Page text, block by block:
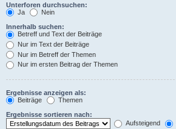
Unterforen durchsuchen:
Ja
Nein
Innerhalb suchen:
Betreff und Text der Beiträge
Nur im Text der Beiträge
Nur im Betreff der Themen
Nur im ersten Beitrag der Themen
Ergebnisse anzeigen als:
Beiträge
Themen
Ergebnisse sortieren nach:
Aufsteigend